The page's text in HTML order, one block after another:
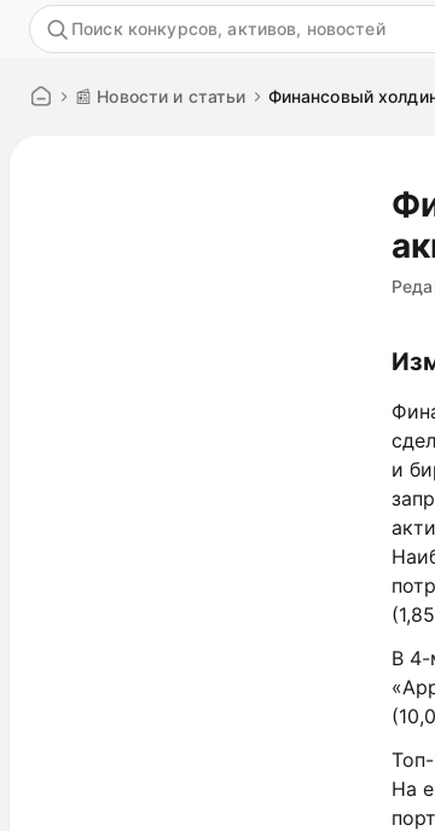
📰 Новости и статьи Финансовый
и
В 4-
На